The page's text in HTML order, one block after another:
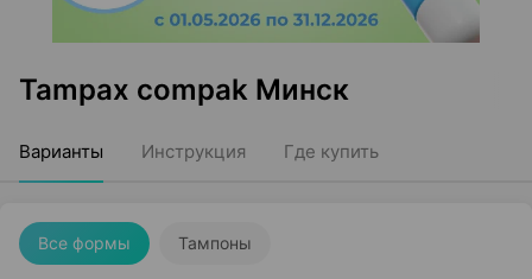
Tampax compak Минск
Варианты Инструкция Где купить
Все формы Тампоны